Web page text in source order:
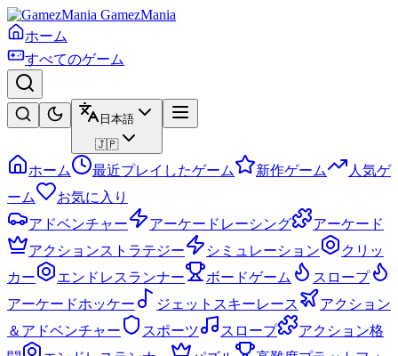
GamezMania
ホーム
すべてのゲーム
日本語
🇯🇵
ホーム 最近プレイしたゲーム 新作ゲーム
人気ゲ
ーム
お気に入り
アドベンチャー
アーケードレーシング
アーケード
アクションストラテジー
シミュレーション
クリッ
カー
エンドレスランナー ボードゲーム
スロープ
アーケードホッケー
ジェットスキーレース
アクション
＆アドベンチャー
スポーツ スロープ
アクション格